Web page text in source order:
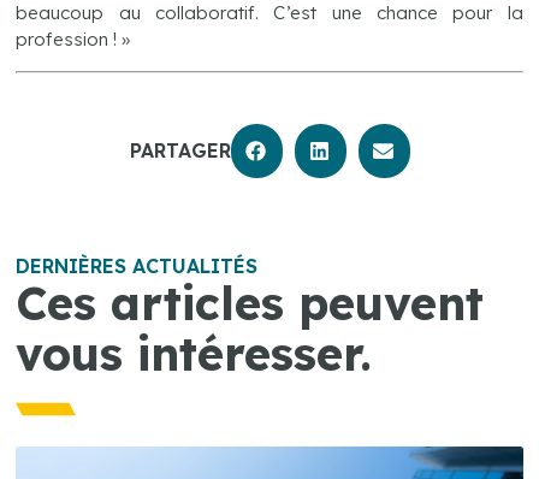
beaucoup au collaboratif. C’est une chance pour la
profession ! »
PARTAGER
DERNIÈRES ACTUALITÉS
Ces articles peuvent
vous intéresser.